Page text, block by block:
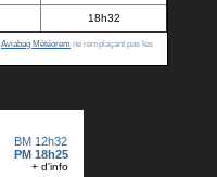
18h32
Aviabag Météorem ne remplaçant pas les